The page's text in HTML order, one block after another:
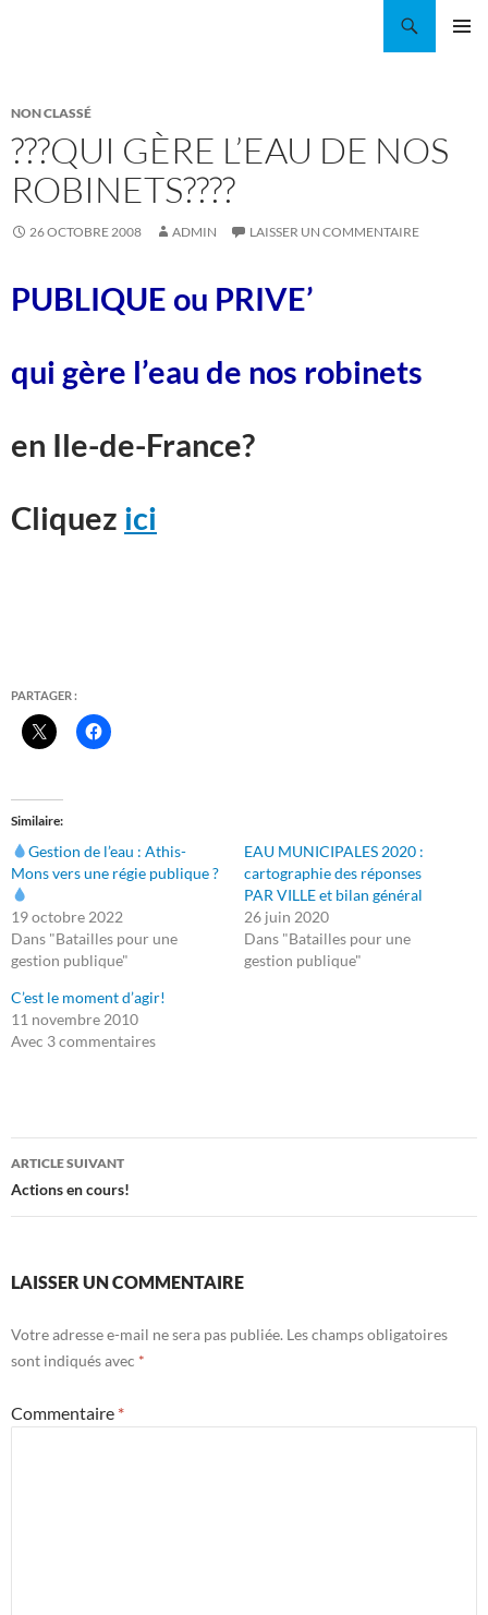
NON CLASSÉ
???QUI GÈRE L’EAU DE NOS
ROBINETS????
26 OCTOBRE 2008 ADMIN LAISSER UN COMMENTAIRE
PUBLIQUE ou PRIVE’
qui gère l’eau de nos robinets
en Ile-de-France?
Cliquez ici
PARTAGER :
Similaire
Gestion de l’eau : Athis-
Mons vers une régie publique ?
19 octobre 2022
Dans "Batailles pour une
gestion publique"
EAU MUNICIPALES 2020 :
cartographie des réponses
PAR VILLE et bilan général
26 juin 2020
Dans "Batailles pour une
gestion publique"
C’est le moment d’agir!
11 novembre 2010
Avec 3 commentaires
Navigation
des
ARTICLE SUIVANT
Actions en cours!
LAISSER UN COMMENTAIRE
Votre adresse e-mail ne sera pas publiée. Les champs obligatoires
sont indiqués avec *
Commentaire *